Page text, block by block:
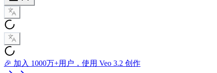
🎉 加入 1000万+用户，使用 Veo 3.2 创作